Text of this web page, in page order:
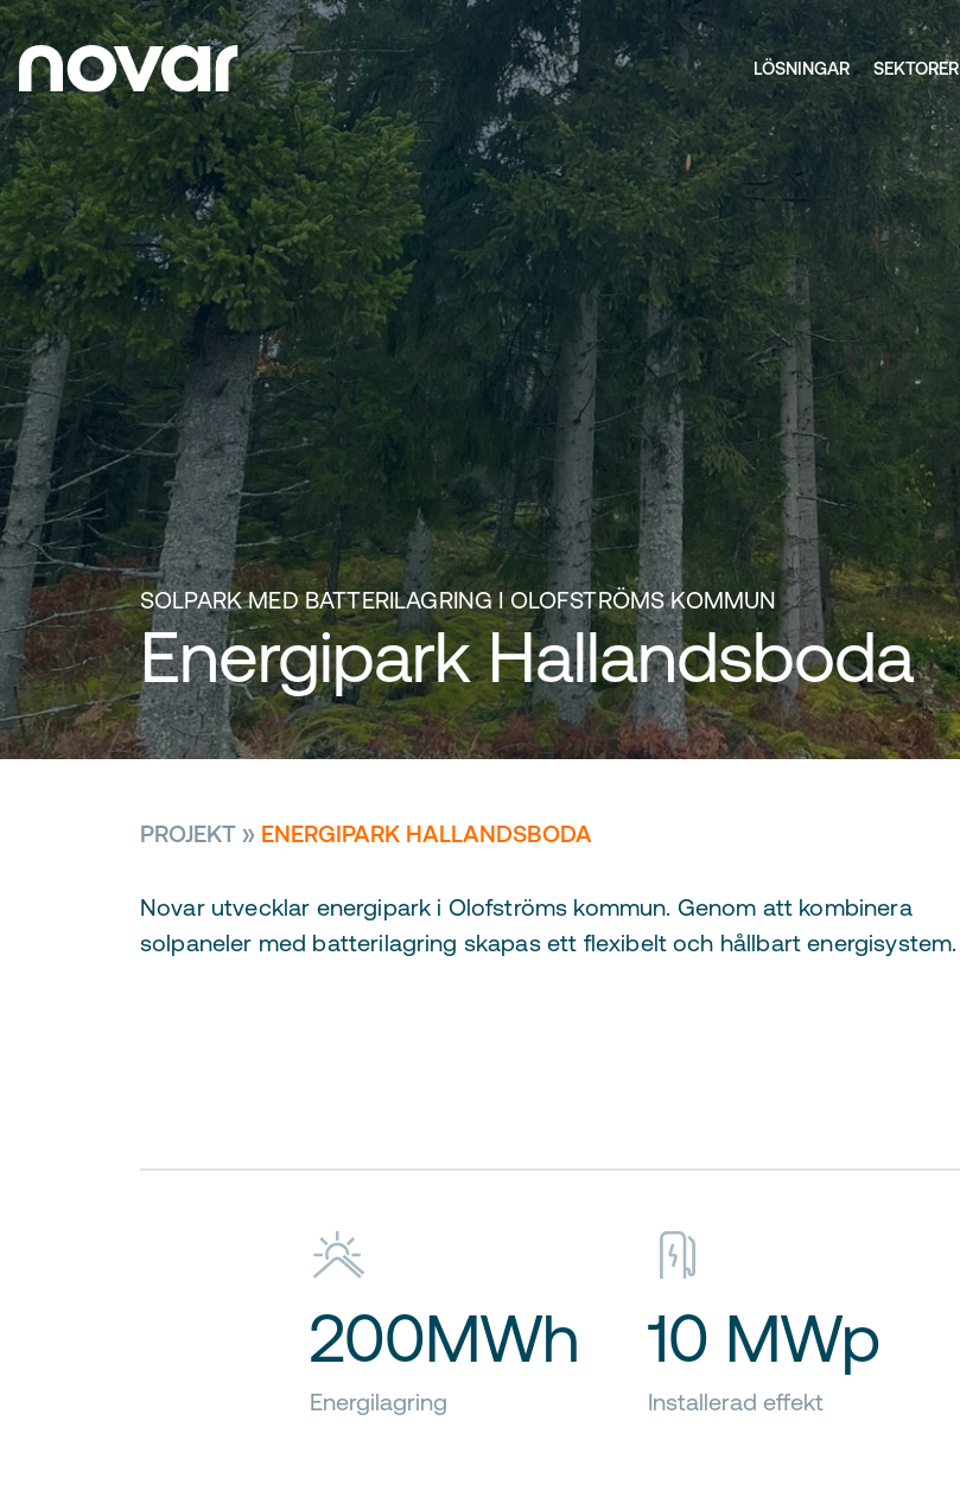
LÖSNINGAR SEKTORER
SOLPARK MED BATTERILAGRING I OLOFSTRÖMS KOMMUN
Energipark Hallandsboda
PROJEKT » ENERGIPARK HALLANDSBODA
Novar utvecklar energipark i Olofströms kommun. Genom att kombinera
solpaneler med batterilagring skapas ett flexibelt och hållbart energisystem.
200MWh
Energilagring
10 MWp
Installerad effekt